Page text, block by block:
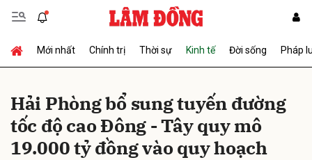
Mới nhất Chính trị Thời sự Kinh tế Đời sống Pháp
Hải Phòng bổ sung tuyến đường
tốc độ cao Đông - Tây quy mô
19.000 tỷ đồng vào quy hoạch
Gửi bình luận